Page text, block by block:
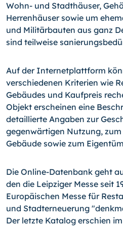
Wohn- und Stadthäuser,
Herrenhäuser sowie um
und Militärbauten aus ganz
sind teilweise
Auf der Internetplattform
verschiedenen Kriterien wie
Gebäudes und Kaufpreis
Objekt erscheinen eine
detaillierte Angaben zur
gegenwärtigen Nutzung,
Gebäude sowie zum
Die Online-Datenbank geht
den die Leipziger Messe seit
Europäischen Messe für
und Stadterneuerung
Der letzte Katalog erschien